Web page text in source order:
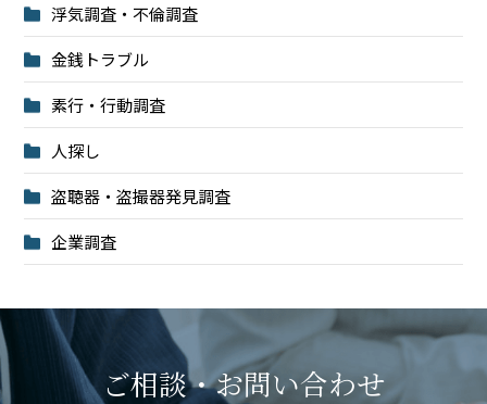
浮気調査・不倫調査
金銭トラブル
素行・行動調査
人探し
盗聴器・盗撮器発見調査
企業調査
ご相談・お問い合わせ